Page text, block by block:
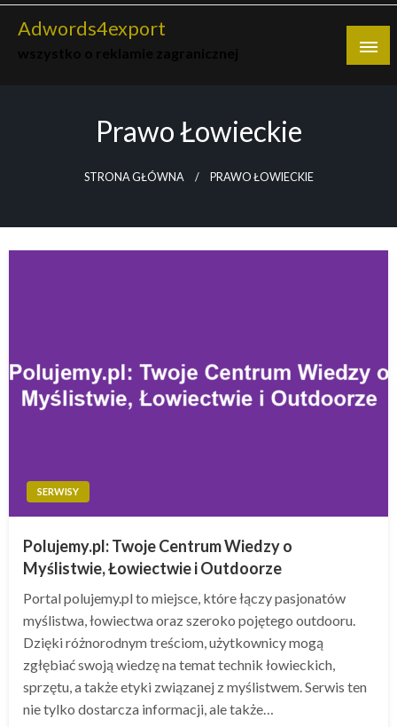
Skip
Adwords4export
Prawo Łowieckie
STRONA GŁÓWNA PRAWO ŁOWIECKIE
SERWISY
Polujemy.pl: Twoje Centrum Wiedzy o
Myślistwie, Łowiectwie i Outdoorze
Portal polujemy.pl to miejsce, które łączy pasjonatów
myślistwa, łowiectwa oraz szeroko pojętego outdooru.
Dzięki różnorodnym treściom, użytkownicy mogą
zgłębiać swoją wiedzę na temat technik łowieckich,
sprzętu, a także etyki związanej z myślistwem. Serwis ten
nie tylko dostarcza informacji, ale także…